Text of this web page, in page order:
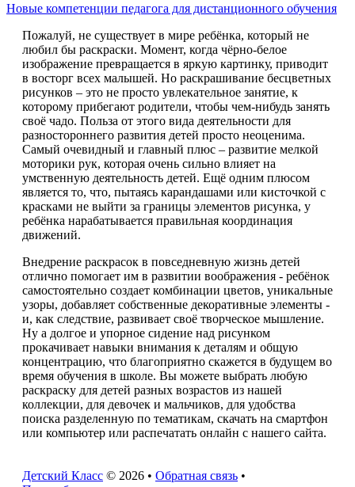
Новые компетенции педагога для дистанционного обучения
Пожалуй, не существует в мире ребёнка, который не
любил бы раскраски. Момент, когда чёрно-белое
изображение превращается в яркую картинку, приводит
в восторг всех малышей. Но раскрашивание бесцветных
рисунков – это не просто увлекательное занятие, к
которому прибегают родители, чтобы чем-нибудь занять
своё чадо. Польза от этого вида деятельности для
разностороннего развития детей просто неоценима.
Самый очевидный и главный плюс – развитие мелкой
моторики рук, которая очень сильно влияет на
умственную деятельность детей. Ещё одним плюсом
является то, что, пытаясь карандашами или кисточкой с
красками не выйти за границы элементов рисунка, у
ребёнка нарабатывается правильная координация
движений.
Внедрение раскрасок в повседневную жизнь детей
отлично помогает им в развитии воображения - ребёнок
самостоятельно создает комбинации цветов, уникальные
узоры, добавляет собственные декоративные элементы -
и, как следствие, развивает своё творческое мышление.
Ну а долгое и упорное сидение над рисунком
прокачивает навыки внимания к деталям и общую
концентрацию, что благоприятно скажется в будущем во
время обучения в школе. Вы можете выбрать любую
раскраску для детей разных возрастов из нашей
коллекции, для девочек и мальчиков, для удобства
поиска разделенную по тематикам, скачать на смартфон
или компьютер или распечатать онлайн с нашего сайта.
Детский Класс © 2026 • Обратная связь •